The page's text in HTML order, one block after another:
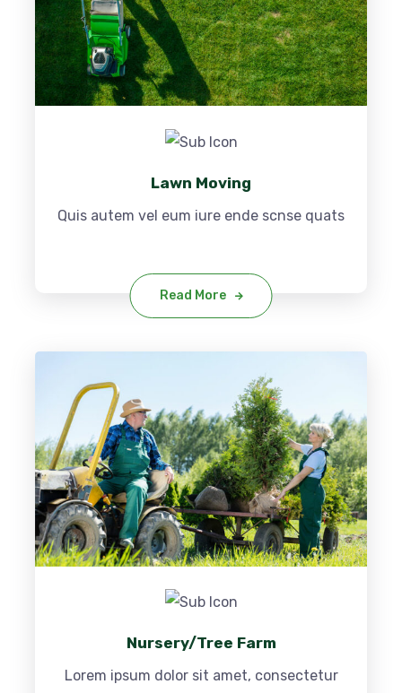
Lawn Moving
Quis autem vel eum iure ende scnse quats
Read More
Nursery/Tree Farm
Lorem ipsum dolor sit amet, consectetur